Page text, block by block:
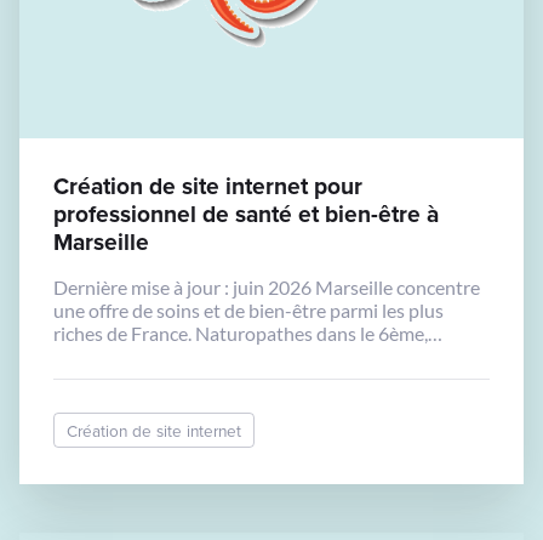
Création de site internet pour
professionnel de santé et bien-être à
Marseille
Dernière mise à jour : juin 2026 Marseille concentre
une offre de soins et de bien-être parmi les plus
riches de France. Naturopathes dans le 6ème,
diététiciennes dans les quartiers Sud : les praticiens
Pourtant, beaucoup peinent à remplir leur agenda.
Non par manque […]
Création de site internet